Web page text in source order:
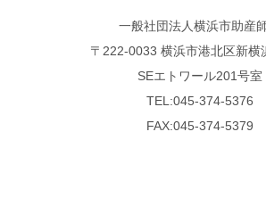
一般社団法人横浜市助産
〒222-0033 横浜市港北区新横
SEエトワール201号室
TEL:045-374-5376
FAX:045-374-5379